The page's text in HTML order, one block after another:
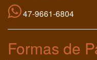
47-9661-6804
Formas de